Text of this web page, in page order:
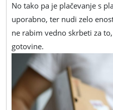
No tako pa je plačevanje s
uporabno, ter nudi zelo
ne rabim vedno skrbeti za
gotovine.